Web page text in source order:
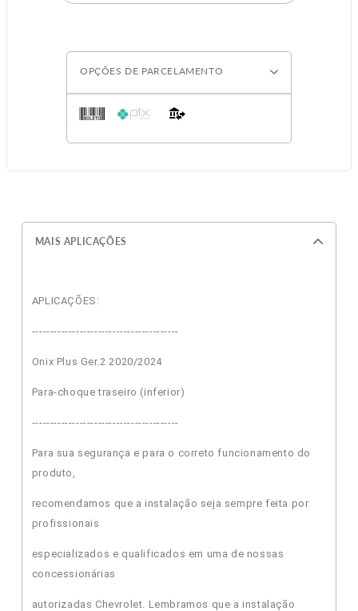
OPÇÕES DE PARCELAMENTO
MAIS APLICAÇÕES
APLICAÇÕES:
----------------------------------------
Onix Plus Ger.2 2020/2024
Para-choque traseiro (inferior)
----------------------------------------
Para sua segurança e para o correto funcionamento do
produto,
recomendamos que a instalação seja sempre feita por
profissionais
especializados e qualificados em uma de nossas
concessionárias
autorizadas Chevrolet. Lembramos que a instalação